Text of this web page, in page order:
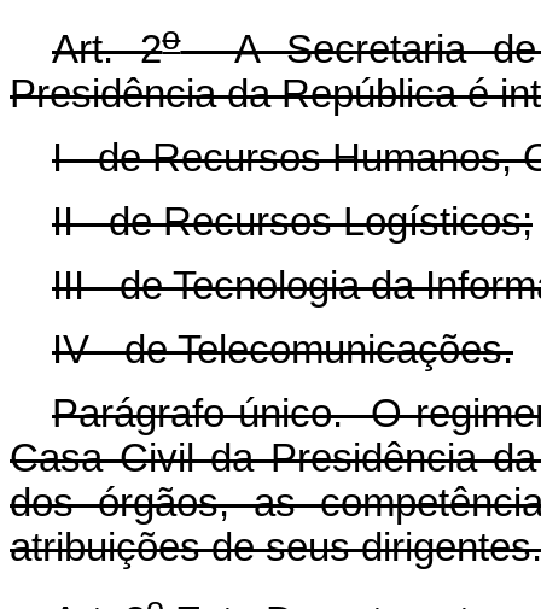
Art. 2oA Secretaria de
Presidência da República é
I - de Recursos Humanos,
II - de Recursos Logísticos;
III - de Tecnologia da
IV - de Telecomunicações.
Parágrafo único. O
Casa Civil da Presidência
dos órgãos, as
atribuições de seus dirigentes.